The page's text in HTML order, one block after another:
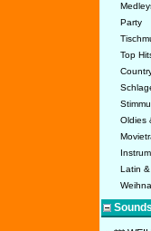
Party
Top
Oldies
Latin